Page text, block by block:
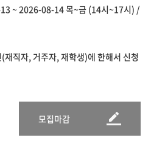
2026-08-14 목~금 (14시~17시) /
직자, 거주자, 재학생)에 한해서 신청
모집마감